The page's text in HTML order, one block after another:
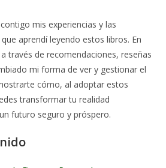
mis experiencias y las
aprendí leyendo estos libros. En
través de recomendaciones, reseñas
mi forma de ver y gestionar el
cómo, al adoptar estos
transformar tu realidad
futuro seguro y próspero.